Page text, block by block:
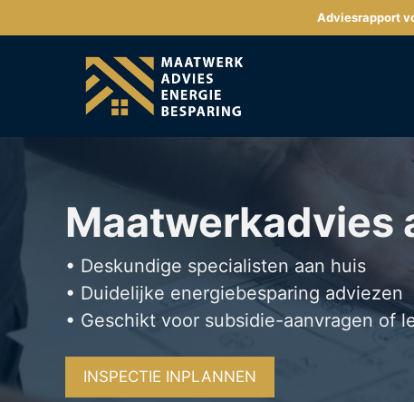
naar
Adviesrapport
Maatwerkadvies
• Deskundige specialisten aan huis
• Duidelijke energiebesparing adviezen
• Geschikt voor subsidie-aanvragen of
INSPECTIE INPLANNEN